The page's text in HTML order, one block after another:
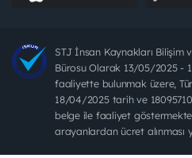
STJ İnsan Kaynakları Bilişim
Bürosu Olarak 13/05/2025 -
faaliyette bulunmak üzere,
18/04/2025 tarih ve
belge ile faaliyet
arayanlardan ücret alınması